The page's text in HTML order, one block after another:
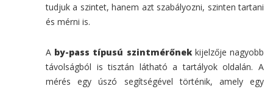
tudjuk a szintet, hanem azt szabályozni, szinten tartani
és mérni is.
A by-pass típusú szintmérőnekkijelzője nagyobb
távolságból is tisztán látható a tartályok oldalán. A
mérés egy úszó segítségével történik, amely egy